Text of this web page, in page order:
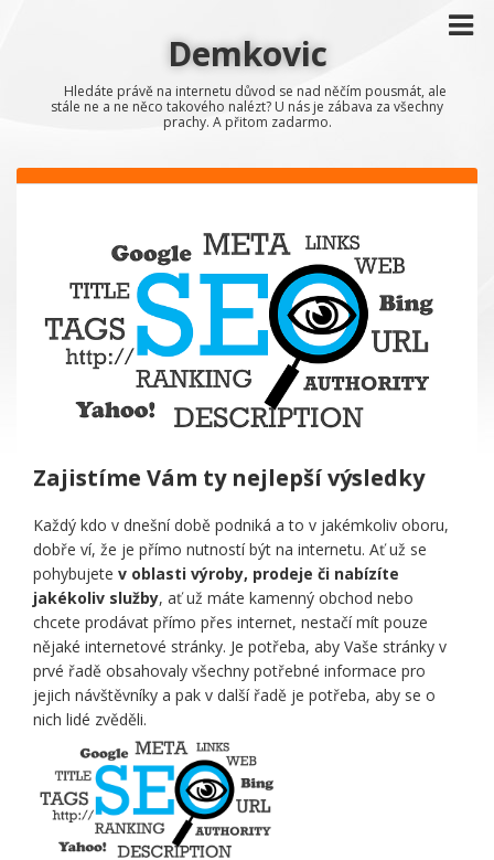
Demkovic
Hledáte právě na internetu důvod se nad něčím pousmát, ale
stále ne a ne něco takového nalézt? U nás je zábava za všechny
prachy. A přitom zadarmo.
Zajistíme Vám ty nejlepší výsledky
Každý kdo v dnešní době podniká a to v jakémkoliv oboru,
dobře ví, že je přímo nutností být na internetu. Ať už se
pohybujete v oblasti výroby, prodeje či nabízíte
jakékoliv služby, ať už máte kamenný obchod nebo
chcete prodávat přímo přes internet, nestačí mít pouze
nějaké internetové stránky. Je potřeba, aby Vaše stránky v
prvé řadě obsahovaly všechny potřebné informace pro
jejich návštěvníky a pak v další řadě je potřeba, aby se o
nich lidé zvěděli.